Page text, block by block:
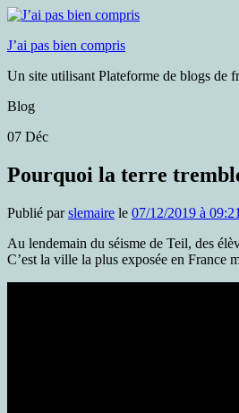
J’ai pas bien compris
Un site utilisant Plateforme de blogs de
Blog
07 Déc
Pourquoi la terre
Publié parslemaire le 07/12/2019 à
Au lendemain du séisme de Teil, des
C’est la ville la plus exposée en France